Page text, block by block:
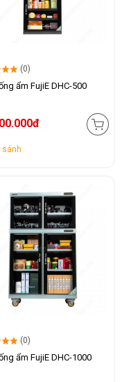
(0)
ẩm FujiE DHC-500
sánh
(0)
ẩm FujiE DHC-1000